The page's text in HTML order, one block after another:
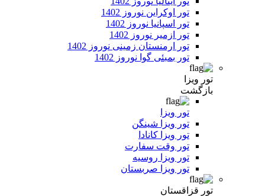
تور اوکراین نوروز 1402
تور اسپانیا نوروز 1402
تور ازمیر نوروز 1402
تور ارمنستان زمینی نوروز 1402
تور بمبئی گوا نوروز 1402
تور ویزا
بازگشت
تور ویزا
تور ویزا شینگن
تور ویزا کانادا
تور وقت سفارت
تور ویزا روسیه
تور ویزا صربستان
تور قزاقستان